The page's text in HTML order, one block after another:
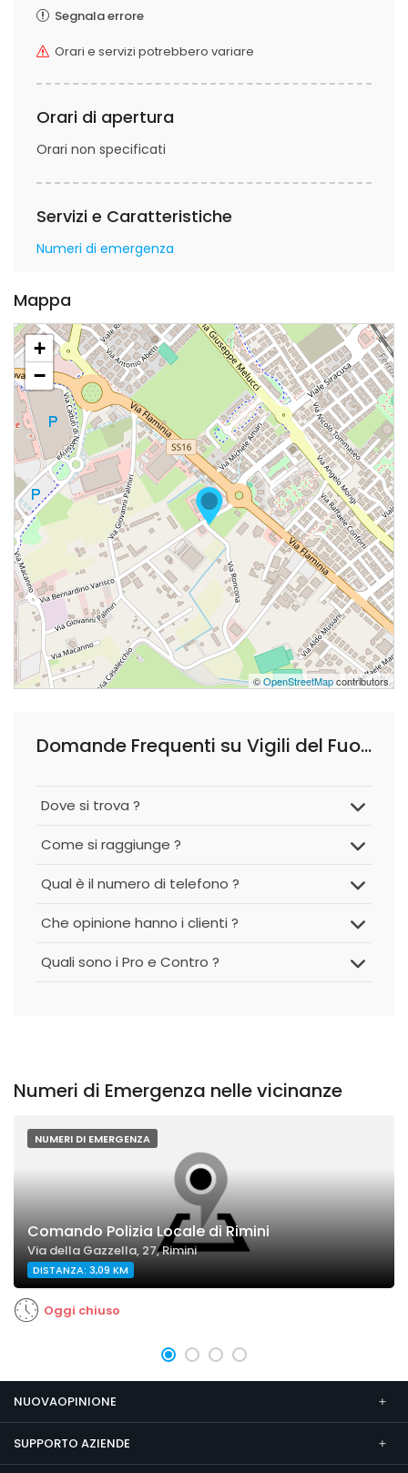
Segnala errore
Orari e servizi potrebbero variare
Orari di apertura
Orari non specificati
Servizi e Caratteristiche
Numeri di emergenza
Mappa
+
−
©OpenStreetMapcontributors
Domande Frequenti su Vigili del Fuoco Rimini
Dove si trova ?
Come si raggiunge ?
Qual è il numero di telefono ?
Che opinione hanno i clienti ?
Quali sono i Pro e Contro ?
Numeri di Emergenza nelle vicinanze
NUMERI DI EMERGENZA
Comando Polizia Locale di Rimini
Via della Gazzella, 27, Rimini
DISTANZA: 3,09 KM
Oggi chiuso
NUOVAOPINIONE
SUPPORTO AZIENDE